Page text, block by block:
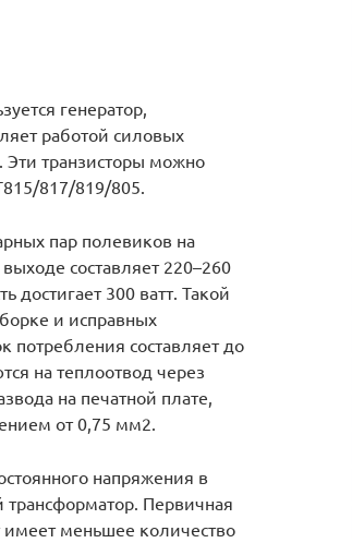
генератор,
работой силовых
транзисторы можно
817/819/805.
пар полевиков на
составляет 220–260
достигает 300 ватт. Такой
и исправных
потребления составляет до
на теплоотвод через
на печатной плате,
от 0,75 мм2.
напряжения в
Первичная
меньшее количество